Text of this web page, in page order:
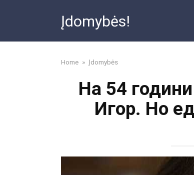
Įdomybės!
Home » Įdomybės
На 54
Игор. Но